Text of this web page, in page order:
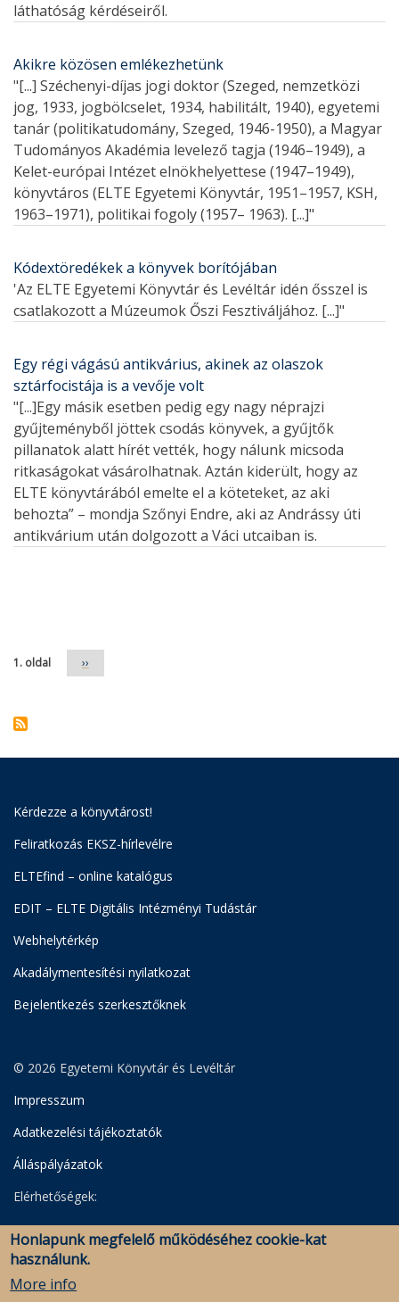
láthatóság kérdéseiről.
Akikre közösen emlékezhetünk
"[...] Széchenyi-díjas jogi doktor (Szeged, nemzetközi
jog, 1933, jogbölcselet, 1934, habilitált, 1940), egyetemi
tanár (politikatudomány, Szeged, 1946-1950), a Magyar
Tudományos Akadémia levelező tagja (1946–1949), a
Kelet-európai Intézet elnökhelyettese (1947–1949),
könyvtáros (ELTE Egyetemi Könyvtár, 1951–1957, KSH,
1963–1971), politikai fogoly (1957– 1963). [...]"
Kódextöredékek a könyvek borítójában
'Az ELTE Egyetemi Könyvtár és Levéltár idén ősszel is
csatlakozott a Múzeumok Őszi Fesztiváljához. [...]"
Egy régi vágású antikvárius, akinek az olaszok
sztárfocistája is a vevője volt
"[...]Egy másik esetben pedig egy nagy néprajzi
gyűjteményből jöttek csodás könyvek, a gyűjtők
pillanatok alatt hírét vették, hogy nálunk micsoda
ritkaságokat vásárolhatnak. Aztán kiderült, hogy az
ELTE könyvtárából emelte el a köteteket, az aki
behozta” – mondja Szőnyi Endre, aki az Andrássy úti
antikvárium után dolgozott a Váci utcaiban is.
1. oldal Következő
oldal
››
Kérdezze a könyvtárost!
Feliratkozás EKSZ-hírlevélre
ELTEfind – online katalógus
EDIT – ELTE Digitális Intézményi Tudástár
Webhelytérkép
Akadálymentesítési nyilatkozat
Bejelentkezés szerkesztőknek
© 2026 Egyetemi Könyvtár és Levéltár
Impresszum
Adatkezelési tájékoztatók
Álláspályázatok
Elérhetőségek:
Egyetemi Könyvtár
Levéltár
Savaria Könyvtár és Levéltár (Szombathely)
Honlapunk megfelelő működéséhez cookie-kat
használunk.
More info